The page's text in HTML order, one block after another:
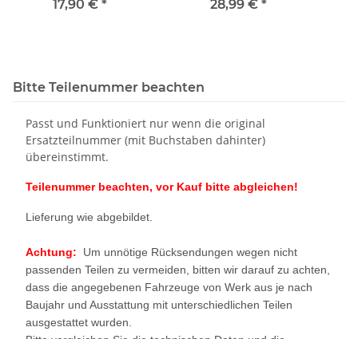
8K ESP Sensor Bosch
17,90 € *
8R 1,8 / 2,0 TFSI Starter
28,99 € *
Bitte Teilenummer beachten
Passt und Funktioniert nur wenn die original
Ersatzteilnummer (mit Buchstaben dahinter)
übereinstimmt.
Teilenummer beachten, vor Kauf bitte abgleichen!
Lieferung wie abgebildet.
Achtung: Um unnötige Rücksendungen wegen nicht
passenden Teilen zu vermeiden, bitten wir darauf zu achten,
dass die angegebenen Fahrzeuge von Werk aus je nach
Baujahr und Ausstattung mit unterschiedlichen Teilen
ausgestattet wurden.